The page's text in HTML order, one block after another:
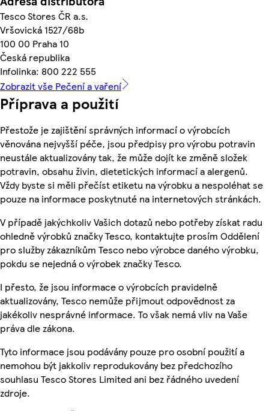
Tesco Stores ČR a.s.
Vršovická 1527/68b
100 00 Praha 10
Česká republika
Infolinka: 800 222 555
Zobrazit vše Pečení a vaření
Příprava a použití
Přestože je zajištění správných informací o výrobcích
věnována nejvyšší péče, jsou předpisy pro výrobu potravin
neustále aktualizovány tak, že může dojít ke změně složek
potravin, obsahu živin, dietetických informací a alergenů.
Vždy byste si měli přečíst etiketu na výrobku a nespoléhat se
pouze na informace poskytnuté na internetových stránkách.
V případě jakýchkoliv Vašich dotazů nebo potřeby získat radu
ohledně výrobků značky Tesco, kontaktujte prosím Oddělení
pro služby zákazníkům Tesco nebo výrobce daného výrobku,
pokdu se nejedná o výrobek značky Tesco.
I přesto, že jsou informace o výrobcích pravidelně
aktualizovány, Tesco nemůže přijmout odpovědnost za
jakékoliv nesprávné informace. To však nemá vliv na Vaše
práva dle zákona.
Tyto informace jsou podávány pouze pro osobní použití a
nemohou být jakkoliv reprodukovány bez předchozího
souhlasu Tesco Stores Limited ani bez řádného uvedení
zdroje.